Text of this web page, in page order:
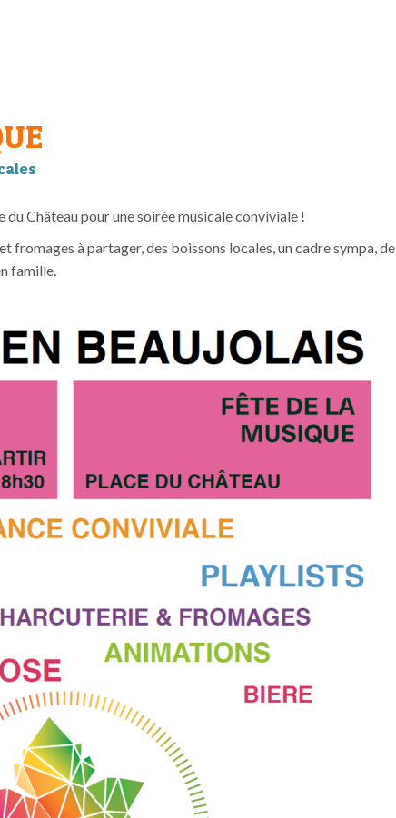
du Château pour une soirée musicale conviviale !
fromages à partager, des boissons locales, un cadre sympa, de
famille.